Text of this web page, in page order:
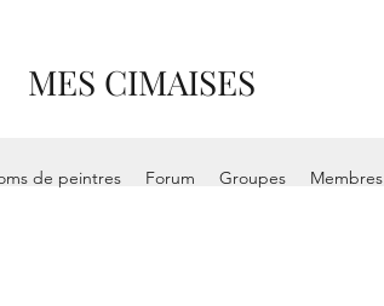
MES CIMAISES
de peintres Forum Groupes Membres